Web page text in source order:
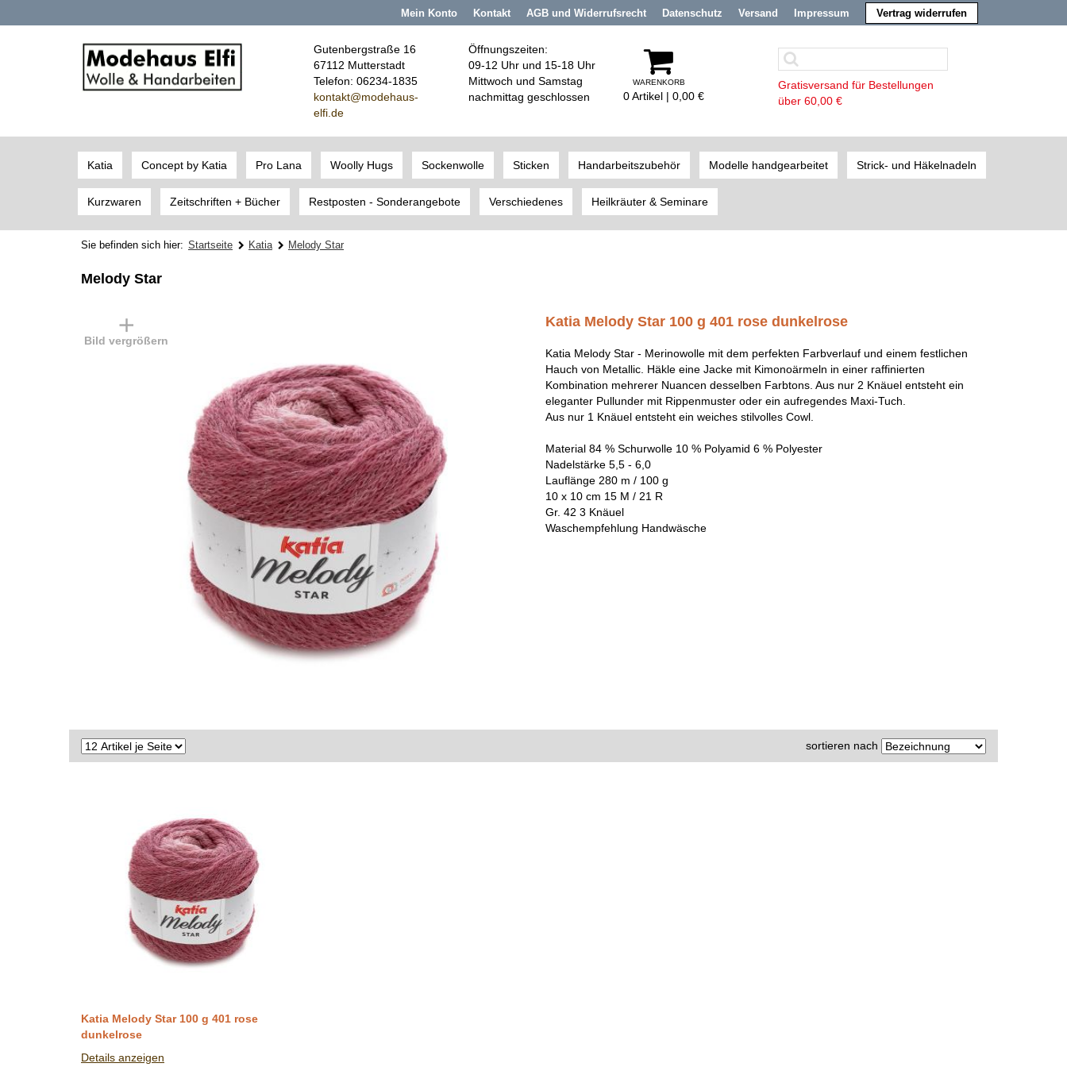
Mein Konto Kontakt AGB und Widerrufsrecht Datenschutz Versand Impressum Vertrag widerrufen
Gutenbergstraße 16
67112 Mutterstadt
Telefon: 06234-1835
kontakt@modehaus-
elfi.de
Öffnungszeiten:
09-12 Uhr und 15-18 Uhr
Mittwoch und Samstag
nachmittag geschlossen
WARENKORB
0 Artikel | 0,00 €
Gratisversand für Bestellungen
über 60,00 €
Katia Concept by Katia Pro Lana Woolly Hugs Sockenwolle Sticken Handarbeitszubehör Modelle handgearbeitet Strick- und Häkelnadeln
Kurzwaren Zeitschriften + Bücher Restposten - Sonderangebote Verschiedenes Heilkräuter & Seminare
Sie befinden sich hier: Startseite Katia Melody Star
Melody Star
Bild vergrößern
Katia Melody Star 100 g 401 rose dunkelrose
Katia Melody Star - Merinowolle mit dem perfekten Farbverlauf und einem festlichen
Hauch von Metallic. Häkle eine Jacke mit Kimonoärmeln in einer raffinierten
Kombination mehrerer Nuancen desselben Farbtons. Aus nur 2 Knäuel entsteht ein
eleganter Pullunder mit Rippenmuster oder ein aufregendes Maxi-Tuch.
Aus nur 1 Knäuel entsteht ein weiches stilvolles Cowl.
Material 84 % Schurwolle 10 % Polyamid 6 % Polyester
Nadelstärke 5,5 - 6,0
Lauflänge 280 m / 100 g
10 x 10 cm 15 M / 21 R
Gr. 42 3 Knäuel
Waschempfehlung Handwäsche
sortieren nach
Katia Melody Star 100 g 401 rose
dunkelrose
Details anzeigen